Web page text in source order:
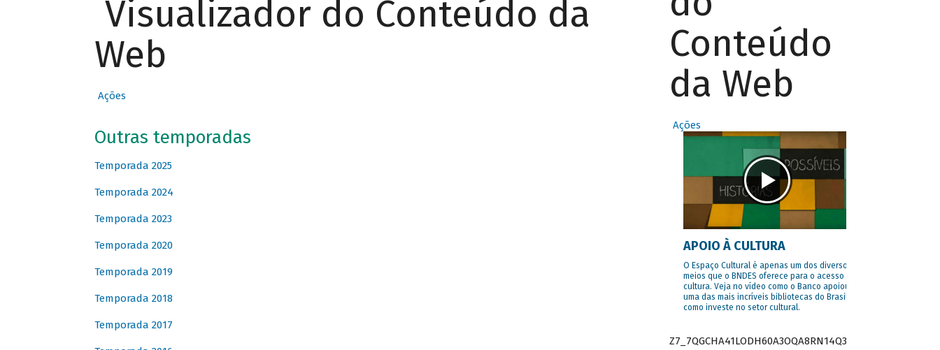
Visualizador do Conteúdo da
Web
Ações
Outras temporadas
Temporada 2025
Temporada 2024
Temporada 2023
Temporada 2020
Temporada 2019
Temporada 2018
Temporada 2017
Conteúdo
da Web
Ações
APOIO À CULTURA
O Espaço Cultural é apenas um dos diversos
meios que o BNDES oferece para o acesso à
cultura. Veja no vídeo como o Banco apoiou
uma das mais incríveis bibliotecas do Brasil e
como investe no setor cultural.
Z7_7QGCHA41LODH60A3OQA8RN14Q3